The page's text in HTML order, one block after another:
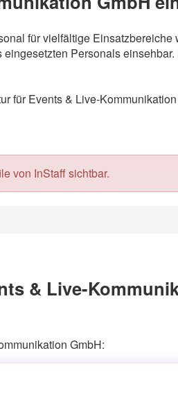
für vielfältige
Personals
für Events & Live-
von InStaff sichtbar.
& Live-
GmbH: